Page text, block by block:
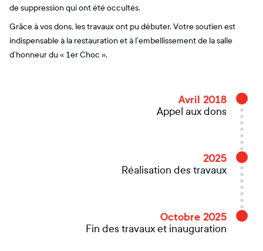
de suppression qui ont été occultés.
Grâce à vos dons, les travaux ont pu débuter. Votre soutien est
indispensable à la restauration et à l’embellissement de la salle
d’honneur du « 1er Choc ».
Avril 2018
Appel aux dons
2025
Réalisation des travaux
Octobre 2025
Fin des travaux et inauguration